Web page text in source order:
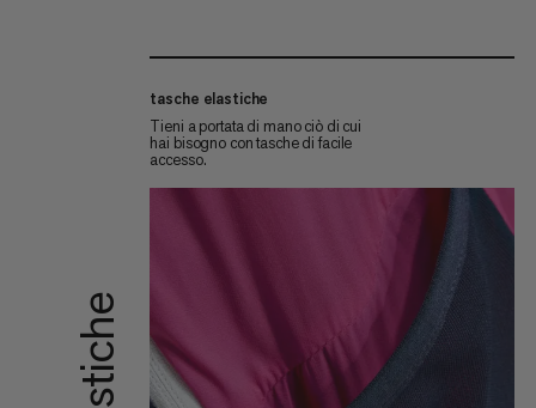
tasche elastiche
Tieni a portata di mano ciò di cui
hai bisogno con tasche di facile
accesso.